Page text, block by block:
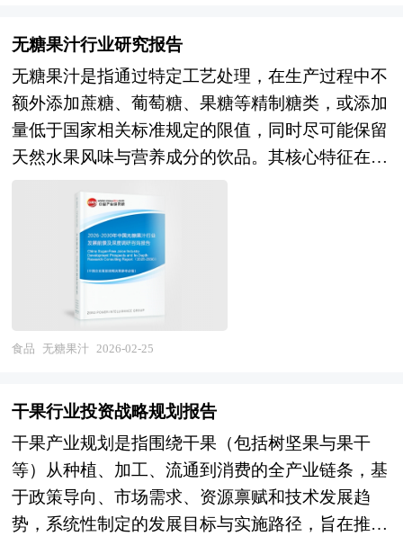
异化定位分割细分市场；代工模式成熟，但品牌溢
价与渠道控制力成为竞争关键。未来，冰淇淋行业
将呈现健康化场景化与可持续的深刻变革。在产品
创新方向，清洁标签（Clean Label）与透明配方成
为标配，原料溯源与品质可视化；功能性强化，助
眠、减压、美容、运动营养等细分功能与冰淇淋结
合；个性化定制与DIY体验（家用冰淇淋机、原料
包）满足家庭场景；酒精冰淇淋、咖啡冰淇淋等成
人化、社交化产品拓展消费时空。在消费场景拓展
方向，从夏季消暑向四季休闲转型，冬季暖饮冰淇
淋、火锅搭配等场景培育；早餐、下午茶、夜宵等
时段渗透；B端餐饮渠道（酒店、餐厅、咖啡厅）
业态发展。在渠道与营销方向，DTC模式与私域运
营深化，会员体系与订阅服务探索；内容营销与情
绪价值挖掘，治愈系、怀旧系、国潮系文化叙事；
元宇宙与虚拟体验探索，数字藏品与虚拟口味创
新。在绿色可持续方向，可降解包装、减塑行动、
难以正确处理，因而必须委托专业的顾问机构协
助。 本报告由中研普华咨询公司领衔撰写，在大
量周密的市场调研基础上，主要依据了国家统计
局、国家海关总署、国家发改委、国家商务部、食
品饮料加工行业相关协会、中国行业研究网等国家
基础信息以及专业研究机构公布和提供的大量资
料，对我国食品饮料加工行业的发展状况、竞争情
况、发展趋势、行业技术等背景进行了分析，并重
点分析了我国食品饮料加工行业兼并重组机会，以
及中国食品饮料加工行业兼并重组将面临的挑战。
报告还对国内外的食品饮料加工行业兼并重组案例
兼并重组事件进行监测，数据保持动态更新，是食
品饮料加工相关企业、科研单位、投资机构等单位
准确了解目前食品饮料加工行业兼并重组动态，把
握企业定位和发展方向不可多得的精品。除提供
《2026-2030年版食品饮料加工行业兼并重组机会
通干线等污染源，空气、土壤、灌溉水等环境指标
追溯系统，确保每一环节可查证。加工过程中禁止
使用化学添加剂，仅允许物理方法如杀青、揉捻、
干燥等，最大限度保留茶叶的天然风味与营养成
分。 有机茶研究报告对有机茶行业研究的内容和
方法进行全面的阐述和论证，对研究过程中所获取
的有机茶资料进行全面系统的整理和分析，通过图
表、统计结果及文献资料，或以纵向的发展过程，
或横向类别分析提出论点、分析论据，进行论证。
有机茶报告绝对如实地反映客观情况，叙述、说
明、推断、引用均恰如其分。文字、用词应力求准
确。研究报告的文字也简单、明了、通顺、流畅，
出来。有机茶研究报告以行业为研究对象，并基于
行业的现状，行业经济运行数据，行业供需现状，
行业竞争格局，重点企业经营分析，行业产业链分
析，市场集中度等现实指标，分析预测行业的发展
前景和投资价值。通过最深入的数据挖掘，对行业
无糖果汁行业研究报告
无糖果汁是指通过特定工艺处理，在生产过程中不
额外添加蔗糖、葡萄糖、果糖等精制糖类，或添加
量低于国家相关标准规定的限值，同时尽可能保留
天然水果风味与营养成分的饮品。其核心特征在于
饮食的需求，尤其适合控糖人群、糖尿病患者及追
求低热量摄入的群体。 无糖果汁的原料通常选用
新鲜水果或浓缩果汁，通过物理方法（如压榨、离
心、过滤）提取汁液，避免高温长时间处理以减少
营养流失。部分产品会采用酶解技术分解水果中的
天然果胶，提升口感顺滑度；或通过真空浓缩、低
控制上，生产商可能通过以下方式实现：一是完全
糖分（如苹果汁中的果糖）；二是使用代糖（如赤
藓糖醇、甜菊糖苷）部分替代传统糖类，以降低热
量同时保持甜味；三是通过调整水果品种或配比，
选择低糖水果（如柠檬、西柚）作为主要原料，从
食品 无糖果汁 2026-02-25
干果行业投资战略规划报告
干果产业规划是指围绕干果（包括树坚果与果干
等）从种植、加工、流通到消费的全产业链条，基
于政策导向、市场需求、资源禀赋和技术发展趋
势，系统性制定的发展目标与实施路径，旨在推动